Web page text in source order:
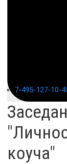
7-495-127-10-
коуча"